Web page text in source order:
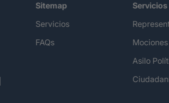
Sitemap
Servicios
FAQs
Servicios
Asilo